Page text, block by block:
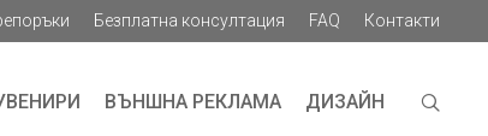
Безплатна консултация FAQ Контакти
ВЪНШНА РЕКЛАМА ДИЗАЙН